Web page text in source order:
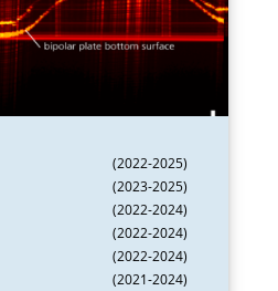
(2022-2025)
(2023-2025)
(2022-2024)
(2022-2024)
(2022-2024)
(2021-2024)